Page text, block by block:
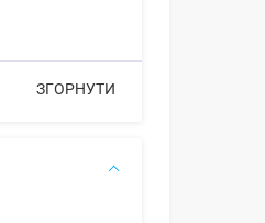
ЗГОРНУТИ